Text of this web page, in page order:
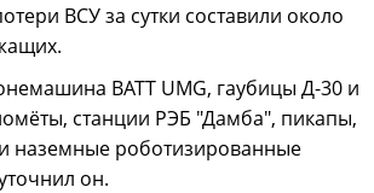
ВСУ за сутки составили около
BATT UMG, гаубицы Д-30 и
станции РЭБ "Дамба", пикапы,
наземные роботизированные
он.